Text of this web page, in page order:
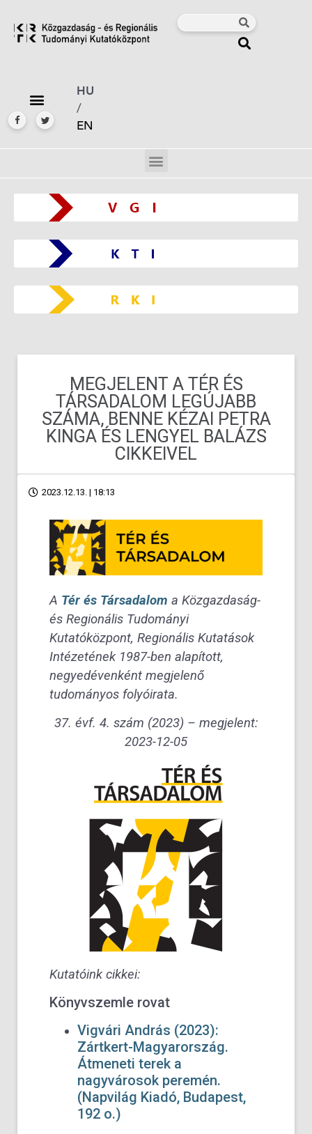
HU
/
EN
MEGJELENT A TÉR ÉS
TÁRSADALOM LEGÚJABB
SZÁMA, BENNE KÉZAI PETRA
KINGA ÉS LENGYEL BALÁZS
CIKKEIVEL
2023.12.13. | 18:13
A Tér és Társadalom a Közgazdaság-
és Regionális Tudományi
Kutatóközpont, Regionális Kutatások
Intézetének 1987-ben alapított,
negyedévenként megjelenő
tudományos folyóirata.
37. évf. 4. szám (2023) – megjelent:
2023-12-05
Kutatóink cikkei:
Könyvszemle rovat
Vigvári András (2023):
Zártkert-Magyarország.
Átmeneti terek a
nagyvárosok peremén.
(Napvilág Kiadó, Budapest,
192 o.)